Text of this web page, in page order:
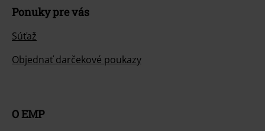
Ponuky pre vás
Súťaž
Objednať darčekové poukazy
O EMP